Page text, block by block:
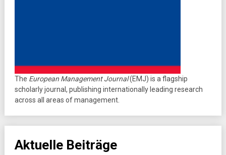
The European Management Journal(EMJ) is a flagship
scholarly journal, publishing internationally leading research
across all areas of management.
Aktuelle Beiträge